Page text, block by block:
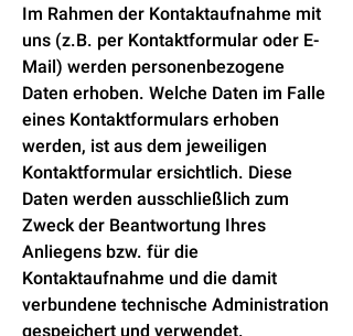
Im Rahmen der Kontaktaufnahme mit
uns (z.B. per Kontaktformular oder E-
Mail) werden personenbezogene
Daten erhoben. Welche Daten im Falle
eines Kontaktformulars erhoben
werden, ist aus dem jeweiligen
Kontaktformular ersichtlich. Diese
Daten werden ausschließlich zum
Zweck der Beantwortung Ihres
Anliegens bzw. für die
Kontaktaufnahme und die damit
verbundene technische Administration